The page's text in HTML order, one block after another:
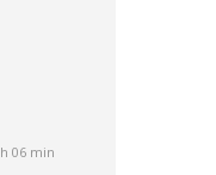
06 min